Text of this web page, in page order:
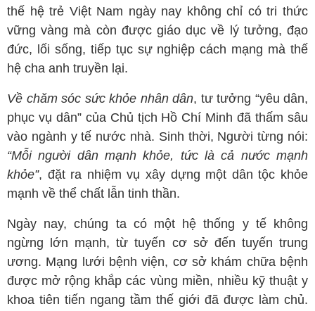
thế hệ trẻ Việt Nam ngày nay không chỉ có tri thức
vững vàng mà còn được giáo dục về lý tưởng, đạo
đức, lối sống, tiếp tục sự nghiệp cách mạng mà thế
hệ cha anh truyền lại.
Về chăm sóc sức khỏe nhân dân, tư tưởng “yêu dân,
phục vụ dân” của Chủ tịch Hồ Chí Minh đã thấm sâu
vào ngành y tế nước nhà. Sinh thời, Người từng nói:
“Mỗi người dân mạnh khỏe, tức là cả nước mạnh
khỏe”, đặt ra nhiệm vụ xây dựng một dân tộc khỏe
mạnh về thể chất lẫn tinh thần.
Ngày nay, chúng ta có một hệ thống y tế không
ngừng lớn mạnh, từ tuyến cơ sở đến tuyến trung
ương. Mạng lưới bệnh viện, cơ sở khám chữa bệnh
được mở rộng khắp các vùng miền, nhiều kỹ thuật y
khoa tiên tiến ngang tầm thế giới đã được làm chủ.